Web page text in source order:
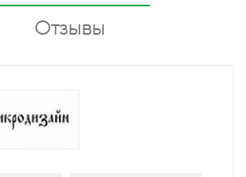
Отзывы